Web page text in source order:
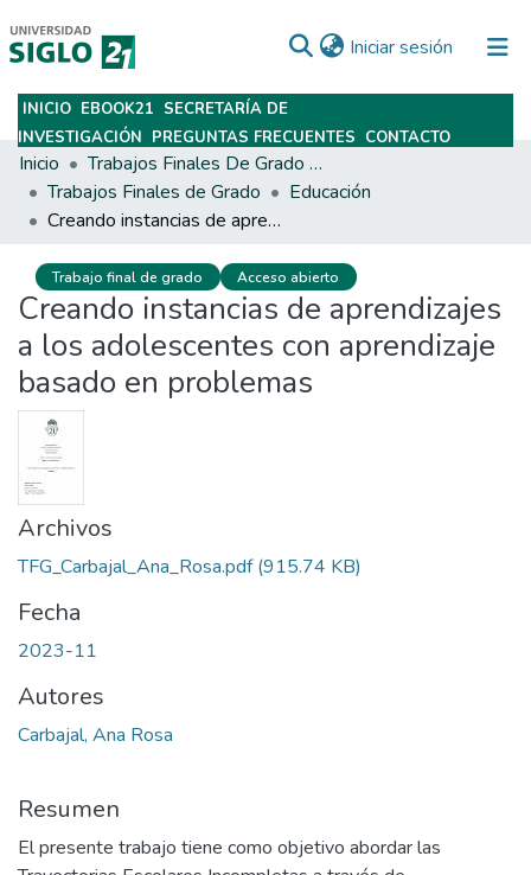
Iniciar sesión (current)
Subir
INICIO EBOOK21 SECRETARÍA DE
INVESTIGACIÓN PREGUNTAS FRECUENTES CONTACTO
Inicio
Trabajos Finales De Grado Y Posgrado
Trabajos Finales de Grado
Educación
Creando instancias de aprendizajes a los adolescentes con aprendizaje basado en problemas
Trabajo final de grado Acceso abierto
Creando instancias de aprendizajes
a los adolescentes con aprendizaje
basado en problemas
Archivos
TFG_Carbajal_Ana_Rosa.pdf(915.74 KB)
Fecha
2023-11
Autores
Carbajal, Ana Rosa
Resumen
El presente trabajo tiene como objetivo abordar las